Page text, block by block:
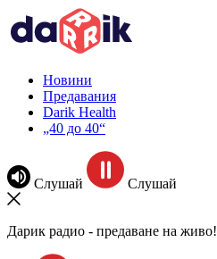
Новини
Предавания
Darik Health
„40 до 40“
Слушай Слушай
Дарик радио - предаване на живо!